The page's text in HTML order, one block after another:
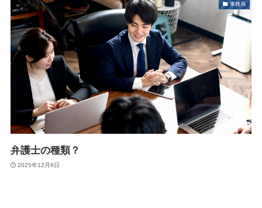
事務局
弁護士の種類？
2025年12月6日